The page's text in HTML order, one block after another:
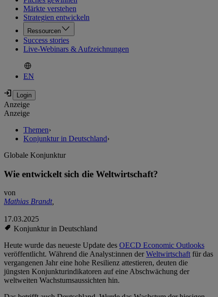
Märkte verstehen
Strategien entwickeln
Ressourcen
Success stories
Live-Webinars & Aufzeichnungen
EN
Anzeige
Anzeige
Themen›
Konjunktur in Deutschland›
Globale Konjunktur
Wie entwickelt sich die Weltwirtschaft?
von
Mathias Brandt,
17.03.2025
Konjunktur in Deutschland
Heute wurde das neueste Update des OECD Economic Outlooks
veröffentlicht. Während die Analyst:innen derWeltwirtschaftfür das
vergangenen Jahr eine hohe Resilienz attestieren, deuten die
jüngsten Konjunkturindikatoren auf eine Abschwächung der
weltweiten Wachstumsaussichten hin.